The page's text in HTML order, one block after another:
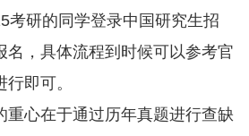
考研的同学登录中国研究生招
名，具体流程到时候可以参考官
即可。
重心在于通过历年真题进行查缺